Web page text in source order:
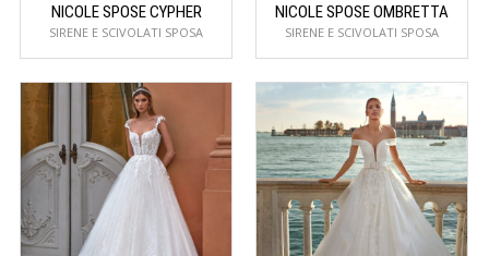
NICOLE SPOSE CYPHER
SIRENE E SCIVOLATI SPOSA
NICOLE SPOSE OMBRETTA
SIRENE E SCIVOLATI SPOSA